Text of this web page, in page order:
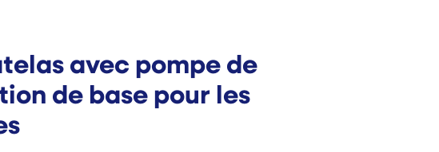
avec pompe de
de base pour les